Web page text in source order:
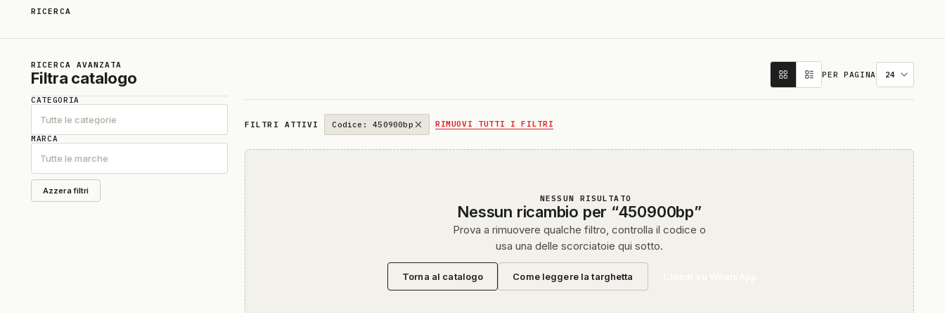
RICERCA
Risultati della ricerca: “450900bp”
RICERCA AVANZATA
Filtra catalogo
CATEGORIA
Tutte le categorie
MARCA
Tutte le marche
Azzera filtri
PER PAGINA
FILTRI ATTIVI Codice: 450900bp RIMUOVI TUTTI I FILTRI
NESSUN RISULTATO
Nessun ricambio per “450900bp”
Prova a rimuovere qualche filtro, controlla il codice o
usa una delle scorciatoie qui sotto.
Torna al catalogo Come leggere la targhetta